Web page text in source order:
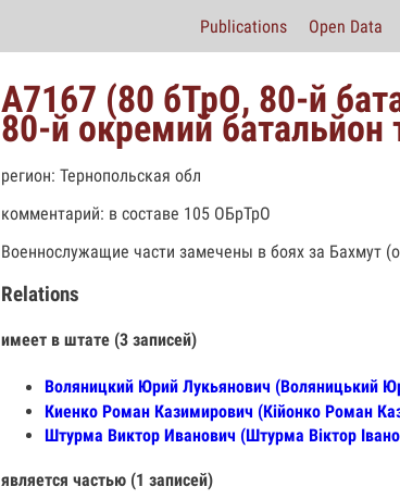
Publications Open Data
А7167 (80 бТрО, 80-й
80-й окремий батальйон
регион: Тернопольская обл
комментарий: в составе 105 ОБрТрО
Военнослужащие части замечены в боях за Бахмут
Relations
имеет в штате (3 записей)
Воляницкий Юрий Лукьянович (Воляницький
Киенко Роман Казимирович (Кійонко Роман
Штурма Виктор Иванович (Штурма Віктор
является частью (1 записей)